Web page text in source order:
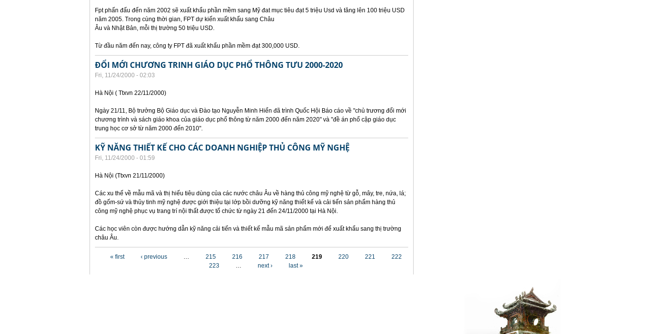
Fpt phấn đấu đến năm 2002 sẽ xuất khẩu phần mềm sang Mỹ đat mục tiêu đạt 5 triệu Usd và tăng lên 100 triệu USD
năm 2005. Trong cùng thời gian, FPT dự kiến xuất khẩu sang Châu
Âu và Nhật Bản, mỗi thị trường 50 triệu USD.
Từ đầu năm đến nay, công ty FPT đã xuất khẩu phần mềm đạt 300,000 USD.
ĐỔI MỚI CHƯƠNG TRINH GIÁO DỤC PHỔ THÔNG TƯU 2000-2020
Fri, 11/24/2000 - 02:03
Hà Nội ( Ttxvn 22/11/2000)
Ngày 21/11, Bộ trưởng Bộ Giáo dục và Đào tạo Nguyễn Minh Hiển đã trình Quốc Hội Báo cáo về "chủ trương đổi mới
chương trình và sách giáo khoa của giáo dục phổ thông từ năm 2000 đến năm 2020" và "đề án phổ cập giáo dục
trung học cơ sở từ năm 2000 đến 2010".
KỸ NĂNG THIẾT KẾ CHO CÁC DOANH NGHIỆP THỦ CÔNG MỸ NGHỆ
Fri, 11/24/2000 - 01:59
Hà Nội (Ttxvn 21/11/2000)
Các xu thế về mẫu mã và thị hiếu tiêu dùng của các nước châu Âu về hàng thủ công mỹ nghệ từ gỗ, mây, tre, nứa, lá;
đồ gốm-sứ và thủy tinh mỹ nghệ được giới thiệu tại lớp bồi dưỡng kỹ năng thiết kế và cải tiến sản phẩm hàng thủ
công mỹ nghệ phục vụ trang trí nội thất được tổ chức từ ngày 21 đến 24/11/2000 tại Hà Nội.
Các học viên còn được hướng dẫn kỹ năng cải tiến và thiết kế mẫu mã sản phẩm mới để xuất khẩu sang thị trường
châu Âu.
« first ‹ previous … 215 216 217 218 219 220 221
222
223
… next › last »